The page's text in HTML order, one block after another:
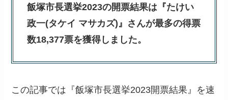
飯塚市長選挙2023の開票結果は『たけい
政一(タケイ マサカズ)』さんが最多の得票
数18,377票を獲得しました。
この記事では『飯塚市長選挙2023開票結果』を速